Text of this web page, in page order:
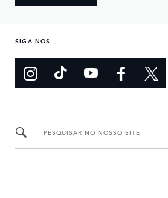
SIGA-NOS
PESQUISAR NO NOSSO SITE